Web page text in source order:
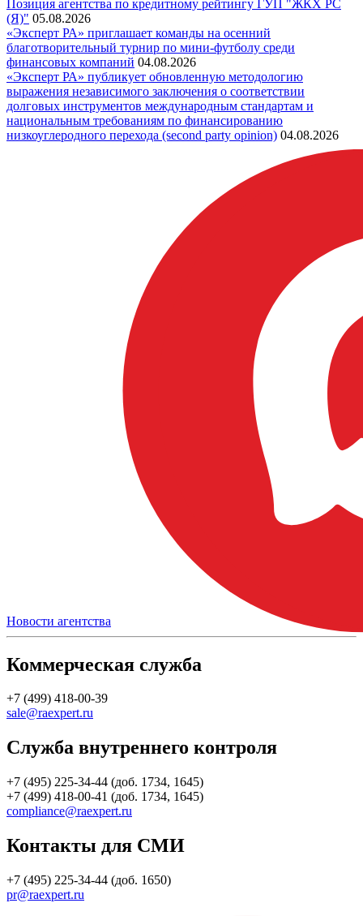
Позиция агентства по кредитному рейтингу ГУП "ЖКХ РС
(Я)" 05.08.2026
«Эксперт РА» приглашает команды на осенний
благотворительный турнир по мини-футболу среди
финансовых компаний 04.08.2026
«Эксперт РА» публикует обновленную методологию
выражения независимого заключения о соответствии
долговых инструментов международным стандартам и
национальным требованиям по финансированию
низкоуглеродного перехода (second party opinion) 04.08.2026
Новости агентства
Коммерческая служба
+7 (499) 418-00-39
sale@raexpert.ru
Служба внутреннего контроля
+7 (495) 225-34-44 (доб. 1734, 1645)
+7 (499) 418-00-41 (доб. 1734, 1645)
compliance@raexpert.ru
Контакты для СМИ
+7 (495) 225-34-44 (доб. 1650)
pr@raexpert.ru